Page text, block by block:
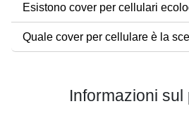
Esistono cover per cellulari
Quale cover per cellulare è la
Informazioni sul